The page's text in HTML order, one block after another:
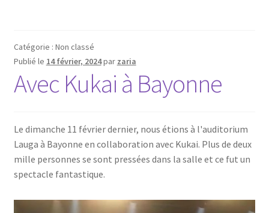
Catégorie : Non classé
Publié le 14 février, 2024par zaria
Avec Kukai à Bayonne
Le dimanche 11 février dernier, nous étions à l'auditorium
Lauga à Bayonne en collaboration avec Kukai. Plus de deux
mille personnes se sont pressées dans la salle et ce fut un
spectacle fantastique.